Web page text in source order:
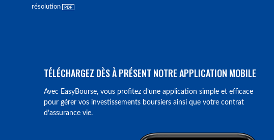
résolution
TÉLÉCHARGEZ DÈS À PRÉSENT NOTRE APPLICATION MOBILE
Avec EasyBourse, vous profitez d’une application simple et efficace
pour gérer vos investissements boursiers ainsi que votre contrat
d’assurance vie.